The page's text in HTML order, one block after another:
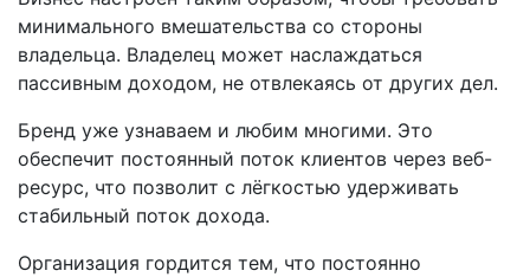
минимального вмешательства со стороны
владельца. Владелец может наслаждаться
пассивным доходом, не отвлекаясь от других дел.
Бренд уже узнаваем и любим многими. Это
обеспечит постоянный поток клиентов через веб-
ресурс, что позволит с лёгкостью удерживать
стабильный поток дохода.
Организация гордится тем, что постоянно